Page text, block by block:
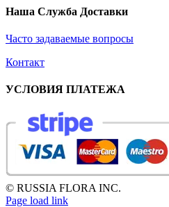
Наша Служба Доставки
Часто задаваемые вопросы
Контакт
УСЛОВИЯ ПЛАТЕЖА
© RUSSIA FLORA INC.
Page load link